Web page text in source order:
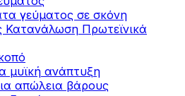
γεύματος σε σκόνη
Κατανάλωση Πρωτεϊνικά
μυϊκή ανάπτυξη
απώλεια βάρους